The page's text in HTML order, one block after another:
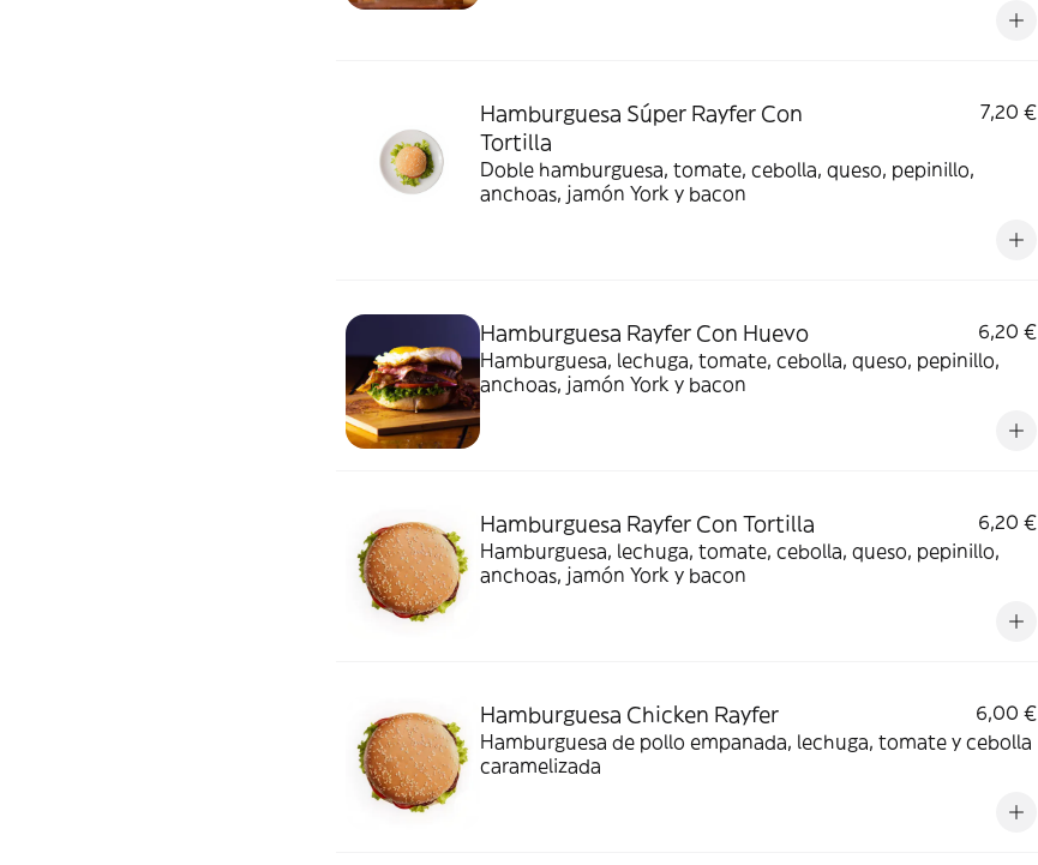
Hamburguesa Súper Rayfer Con
Tortilla
7,20 €
Doble hamburguesa, tomate, cebolla, queso, pepinillo,
anchoas, jamón York y bacon
Hamburguesa Rayfer Con Huevo
6,20 €
Hamburguesa, lechuga, tomate, cebolla, queso, pepinillo,
anchoas, jamón York y bacon
Hamburguesa Rayfer Con Tortilla
6,20 €
Hamburguesa, lechuga, tomate, cebolla, queso, pepinillo,
anchoas, jamón York y bacon
Hamburguesa Chicken Rayfer
6,00 €
Hamburguesa de pollo empanada, lechuga, tomate y cebolla
caramelizada